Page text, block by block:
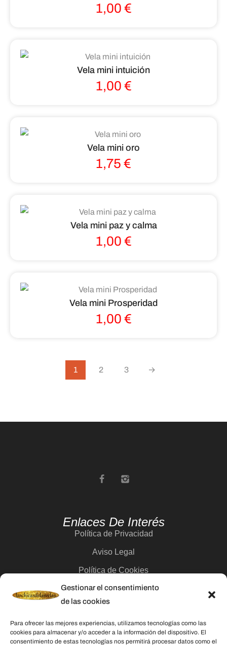
Gestionar el consentimiento
de las cookies
Para ofrecer las mejores experiencias, utilizamos tecnologías como las
cookies para almacenar y/o acceder a la información del dispositivo. El
consentimiento de estas tecnologías nos permitirá procesar datos como el
1,00 €
Vela mini intuición
1,00 €
Vela mini oro
1,75 €
Vela mini paz y calma
1,00 €
Vela mini Prosperidad
1,00 €
1 2 3 →
Enlaces De Interés
Política de Privacidad
Aviso Legal
Política de Cookies
Contacto
Categorías
Velas